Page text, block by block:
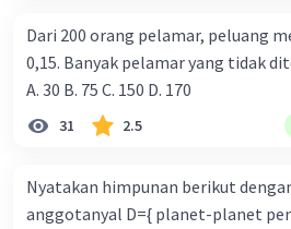
Dari 200 orang pelamar, peluang
0,15. Banyak pelamar yang tidak
A. 30 B. 75 C. 150 D. 170
31 2.5
Nyatakan himpunan berikut
anggotanyal D={ planet-planet